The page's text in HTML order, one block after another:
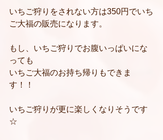
いちご狩りをされない方は350円でいち
ご大福の販売になります。
もし、いちご狩りでお腹いっぱいにな
っても
いちご大福のお持ち帰りもできま
す！！
いちご狩りが更に楽しくなりそうです
☆